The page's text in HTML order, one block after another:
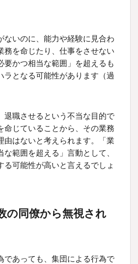
ないのに、能力や経験に見合わ
務を命じたり、仕事をさせない
要かつ相当な範囲」を超えるも
ラとなる可能性があります（過
退職させるという不当な目的で
命じていることから、その業務
由はないと考えられます。「業
な範囲を超える」言動として、
る可能性が高いと言えるでしょ
の同僚から無視され
であっても、集団による行為で